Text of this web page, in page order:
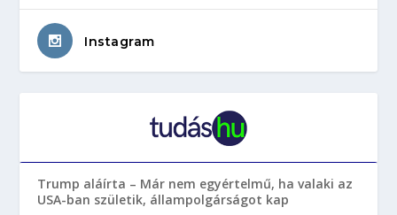
Instagram
Trump aláírta – Már nem egyértelmű, ha valaki az
USA-ban születik, állampolgárságot kap